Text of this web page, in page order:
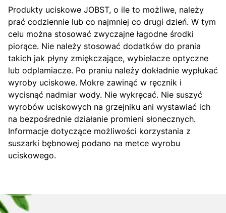
Produkty uciskowe JOBST, o ile to możliwe, należy
prać codziennie lub co najmniej co drugi dzień. W tym
celu można stosować zwyczajne łagodne środki
piorące. Nie należy stosować dodatków do prania
takich jak płyny zmiękczające, wybielacze optyczne
lub odplamiacze. Po praniu należy dokładnie wypłukać
wyroby uciskowe. Mokre zawinąć w ręcznik i
wycisnąć nadmiar wody. Nie wykręcać. Nie suszyć
wyrobów uciskowych na grzejniku ani wystawiać ich
na bezpośrednie działanie promieni słonecznych.
Informacje dotyczące możliwości korzystania z
suszarki bębnowej podano na metce wyrobu
uciskowego.